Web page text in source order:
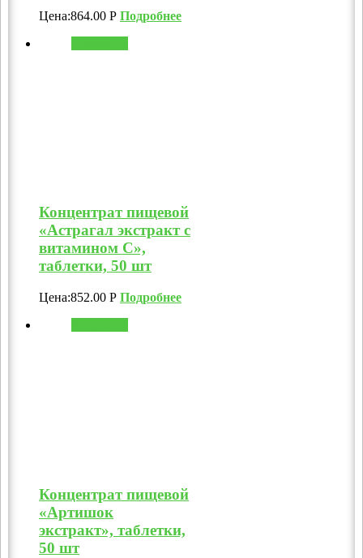
Цена:864.00 Р Подробнее
Концентрат пищевой
«Астрагал экстракт с
витамином C»,
таблетки, 50 шт
Цена:852.00 Р Подробнее
Концентрат пищевой
«Артишок
экстракт», таблетки,
50 шт